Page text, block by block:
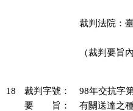
裁判法院：
（裁判要旨
18 裁判字號：
98年交抗字
要 旨：
有關送達之